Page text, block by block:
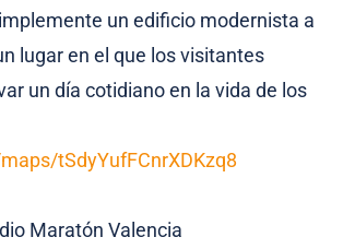
un edificio modernista a
lugar en el que los visitantes
un día cotidiano en la vida de los
tSdyYufFCnrXDKzq8